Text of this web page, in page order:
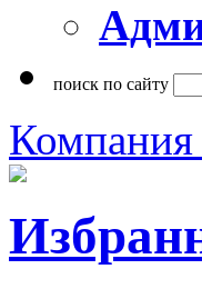
поиск по сайту
Компания